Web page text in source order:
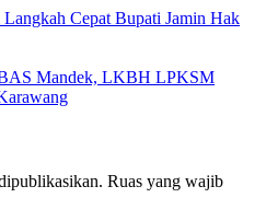
Cepat Bupati Jamin Hak
Mandek, LKBH LPKSM
Ruas yang wajib